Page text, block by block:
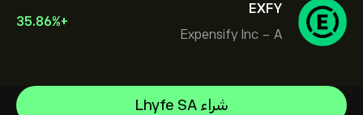
EXFY
Expensify Inc - A
+
35.86%
شراء Lhyfe SAMicron Technology, Inc.